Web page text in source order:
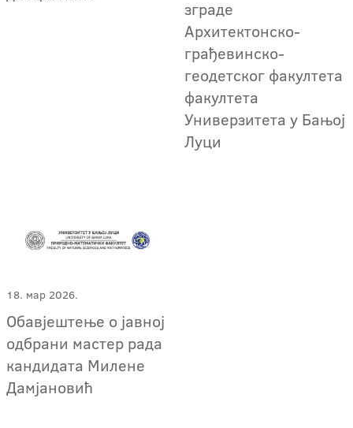
зграде
Архитектонско-
грађевинско-
геодетског факултета
факултета
Универзитета у Бањој
Луци
18. мар 2026.
Обавјештење о јавној
одбрани мастер рада
кандидата Милене
Дамјановић